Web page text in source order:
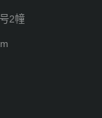
2幢